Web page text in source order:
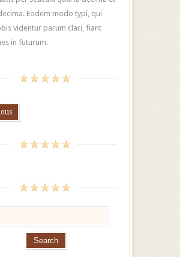
Eodem modo typi, qui
videntur parum clari, fiant
in futurum.